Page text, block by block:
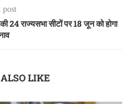
post
राज्यसभा सीटों पर 18 जून को होगा
LIKE